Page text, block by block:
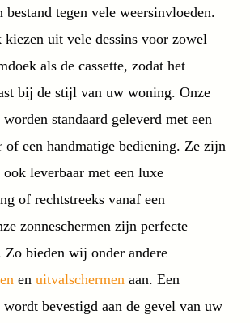
bestand tegen vele weersinvloeden.
uit vele dessins voor zowel
als de cassette, zodat het
bij de stijl van uw woning. Onze
standaard geleverd met een
of een handmatige bediening. Ze zijn
leverbaar met een luxe
of rechtstreeks vanaf een
zonneschermen zijn perfecte
Zo bieden wij onder andere
en uitvalschermen aan. Een
bevestigd aan de gevel van uw